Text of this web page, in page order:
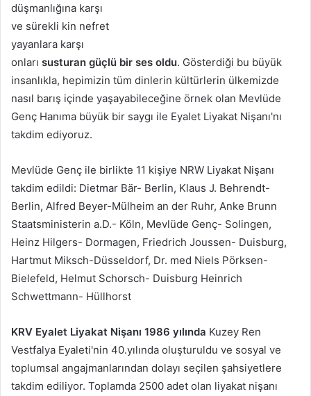
düşmanlığına karşı
ve sürekli kin nefret
yayanlara karşı
onları susturan güçlü bir ses oldu. Gösterdiği bu büyük
insanlıkla, hepimizin tüm dinlerin kültürlerin ülkemizde
nasıl barış içinde yaşayabileceğine örnek olan Mevlüde
Genç Hanıma büyük bir saygı ile Eyalet Liyakat Nişanı'nı
takdim ediyoruz.
Mevlüde Genç ile birlikte 11 kişiye NRW Liyakat Nişanı
takdim edildi: Dietmar Bär- Berlin, Klaus J. Behrendt-
Berlin, Alfred Beyer-Mülheim an der Ruhr, Anke Brunn
Staatsministerin a.D.- Köln, Mevlüde Genç- Solingen,
Heinz Hilgers- Dormagen, Friedrich Joussen- Duisburg,
Hartmut Miksch-Düsseldorf, Dr. med Niels Pörksen-
Bielefeld, Helmut Schorsch- Duisburg Heinrich
Schwettmann- Hüllhorst
KRV Eyalet Liyakat Nişanı 1986 yılında Kuzey Ren
Vestfalya Eyaleti'nin 40.yılında oluşturuldu ve sosyal ve
toplumsal angajmanlarından dolayı seçilen şahsiyetlere
takdim ediliyor. Toplamda 2500 adet olan liyakat nişanı